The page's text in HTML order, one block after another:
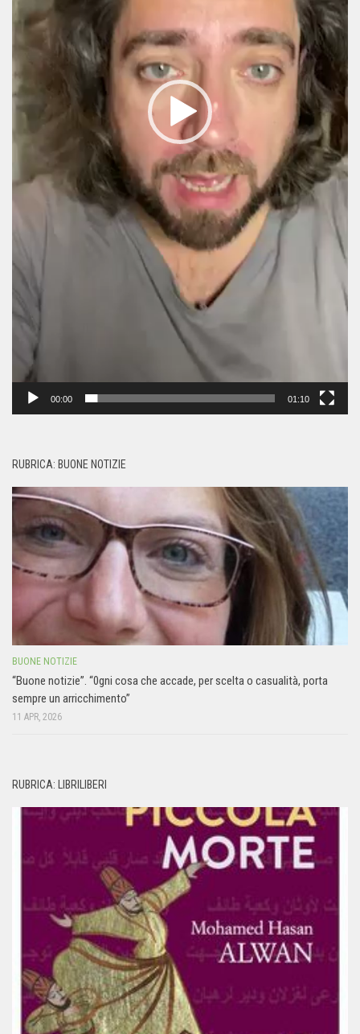
00:00 01:10
RUBRICA: BUONE NOTIZIE
BUONE NOTIZIE
“Buone notizie”. “0gni cosa che accade, per scelta o casualità, porta
sempre un arricchimento”
11 APR, 2026
RUBRICA: LIBRILIBERI